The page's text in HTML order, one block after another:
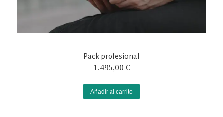
Pack profesional
1.495,00 €
Añadir al carrito